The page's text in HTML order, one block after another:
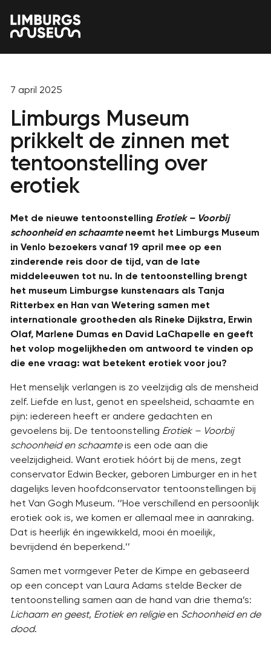
7 april 2025
Limburgs Museum
prikkelt de zinnen met
tentoonstelling over
erotiek
Met de nieuwe tentoonstelling Erotiek – Voorbij
schoonheid en schaamte neemt het Limburgs Museum
in Venlo bezoekers vanaf 19 april mee op een
zinderende reis door de tijd, van de late
middeleeuwen tot nu. In de tentoonstelling brengt
het museum Limburgse kunstenaars als Tanja
Ritterbex en Han van Wetering samen met
internationale grootheden als Rineke Dijkstra, Erwin
Olaf, Marlene Dumas en David LaChapelle en geeft
het volop mogelijkheden om antwoord te vinden op
die ene vraag: wat betekent erotiek voor jou?
Het menselijk verlangen is zo veelzijdig als de mensheid
zelf. Liefde en lust, genot en speelsheid, schaamte en
pijn: iedereen heeft er andere gedachten en
gevoelens bij. De tentoonstelling Erotiek – Voorbij
schoonheid en schaamteis een ode aan die
veelzijdigheid. Want erotiek hóórt bij de mens, zegt
conservator Edwin Becker, geboren Limburger en in het
dagelijks leven hoofdconservator tentoonstellingen bij
het Van Gogh Museum. ‘’Hoe verschillend en persoonlijk
erotiek ook is, we komen er allemaal mee in aanraking.
Dat is heerlijk én ingewikkeld, mooi én moeilijk,
bevrijdend én beperkend.’’
Samen met vormgever Peter de Kimpe en gebaseerd
op een concept van Laura Adams stelde Becker de
tentoonstelling samen aan de hand van drie thema’s:
Lichaam en geest, Erotiek en religieen Schoonheid en de
dood.